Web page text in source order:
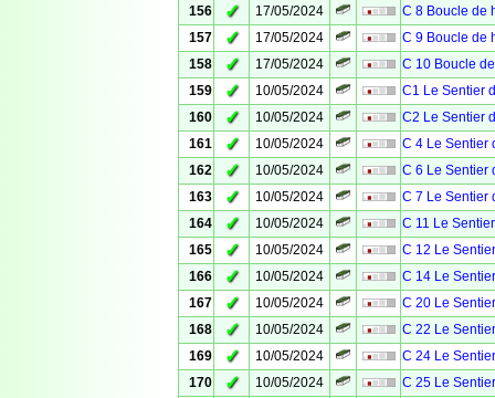
156
✓ 17/05/2024
C 8 Boucle de
157
✓ 17/05/2024
C 9 Boucle de
158
✓ 17/05/2024
C 10 Boucle
159
✓ 10/05/2024
C1 Le Sentier
160
✓ 10/05/2024
C2 Le Sentier
161
✓ 10/05/2024
C 4 Le Sentier
162
✓ 10/05/2024
C 6 Le Sentier
163
✓ 10/05/2024
C 7 Le Sentier
164
✓ 10/05/2024
C 11 Le
165
✓ 10/05/2024
C 12 Le
166
✓ 10/05/2024
C 14 Le
167
✓ 10/05/2024
C 20 Le
168
✓ 10/05/2024
C 22 Le
169
✓ 10/05/2024
C 24 Le
170
✓ 10/05/2024
C 25 Le